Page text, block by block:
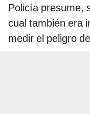
Policía presume,
cual también era
medir el peligro